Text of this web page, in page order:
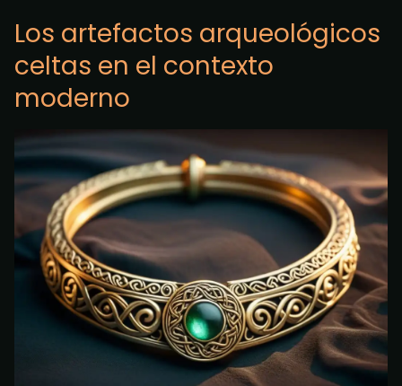
Los artefactos arqueológicos
celtas en el contexto
moderno